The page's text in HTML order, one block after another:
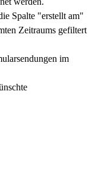
Spalte "erstellt am"
Zeitraums gefiltert
im